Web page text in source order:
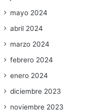
mayo 2024
abril 2024
marzo 2024
febrero 2024
enero 2024
diciembre 2023
noviembre 2023